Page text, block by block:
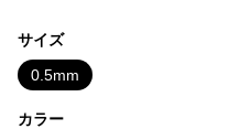
サイズ
0.5mm
カラー